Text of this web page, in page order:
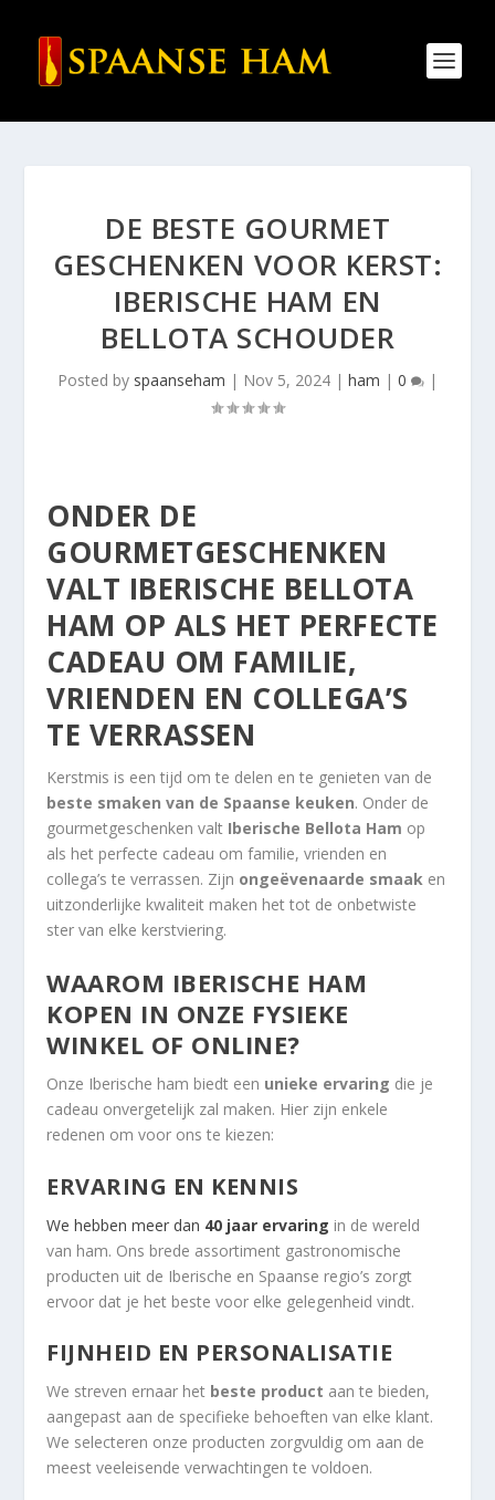
DE BESTE GOURMET
GESCHENKEN VOOR KERST:
IBERISCHE HAM EN
BELLOTA SCHOUDER
Posted by spaanseham | Nov 5, 2024 | ham | 0 |
ONDER DE
GOURMETGESCHENKEN
VALT IBERISCHE BELLOTA
HAM OP ALS HET PERFECTE
CADEAU OM FAMILIE,
VRIENDEN EN COLLEGA’S
TE VERRASSEN
Kerstmis is een tijd om te delen en te genieten van de
beste smaken van de Spaanse keuken. Onder de
gourmetgeschenken valt Iberische Bellota Ham op
als het perfecte cadeau om familie, vrienden en
collega’s te verrassen. Zijn ongeëvenaarde smaak en
uitzonderlijke kwaliteit maken het tot de onbetwiste
ster van elke kerstviering.
WAAROM IBERISCHE HAM
KOPEN IN ONZE FYSIEKE
WINKEL OF ONLINE?
Onze Iberische ham biedt een unieke ervaring die je
cadeau onvergetelijk zal maken. Hier zijn enkele
redenen om voor ons te kiezen:
ERVARING EN KENNIS
We hebben meer dan 40 jaar ervaring in de wereld
van ham. Ons brede assortiment gastronomische
producten uit de Iberische en Spaanse regio’s zorgt
ervoor dat je het beste voor elke gelegenheid vindt.
FIJNHEID EN PERSONALISATIE
We streven ernaar het beste product aan te bieden,
aangepast aan de specifieke behoeften van elke klant.
We selecteren onze producten zorgvuldig om aan de
meest veeleisende verwachtingen te voldoen.